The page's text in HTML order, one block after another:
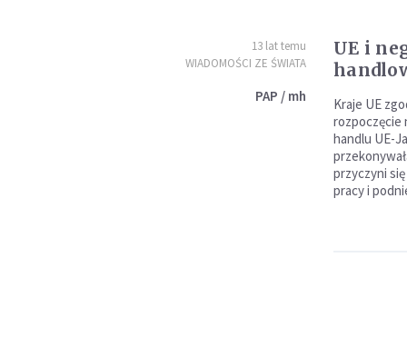
13 lat temu
WIADOMOŚCI ZE ŚWIATA
PAP / mh
UE i
Kraje UE
rozpoczęcie
handlu UE-
przyczyni
pracy i